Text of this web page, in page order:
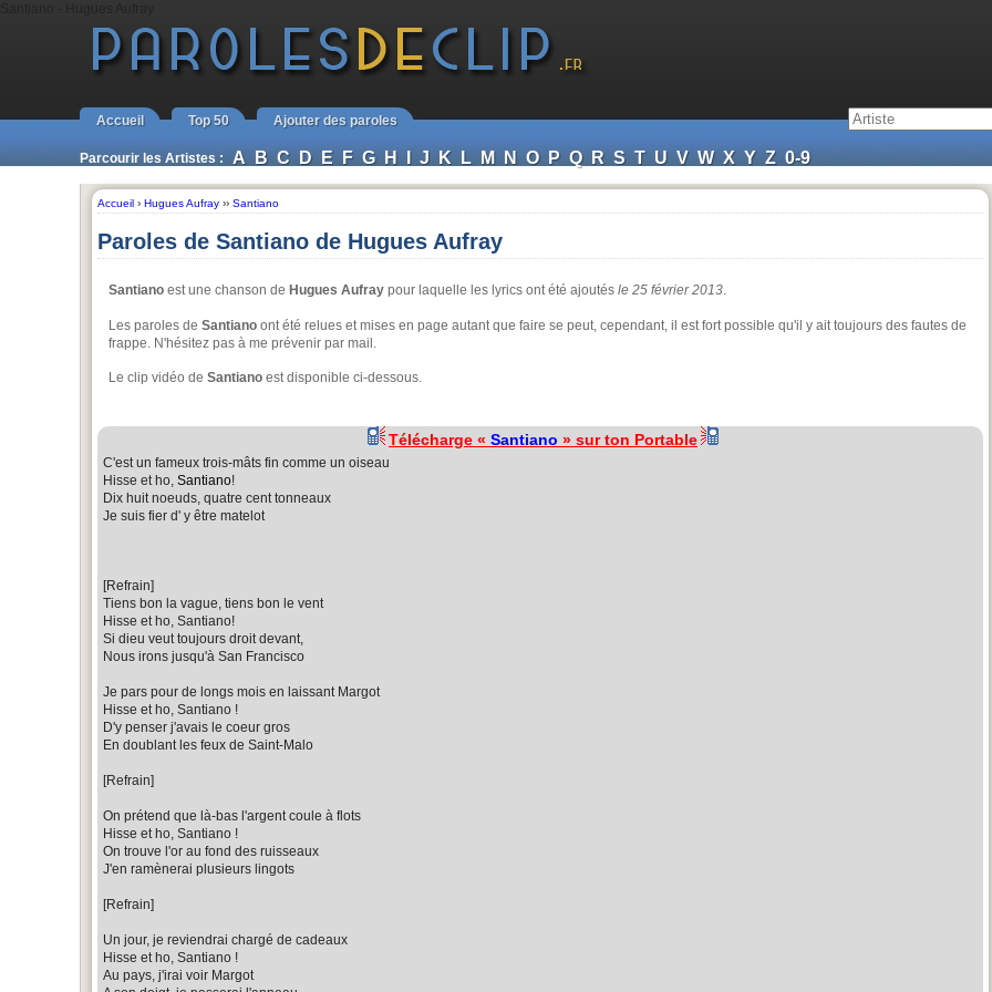
Accueil Top 50 Ajouter des paroles
Parcourir les Artistes : A B C D E F G H I J K L M N O P Q R S T U V W X Y Z 0-9
Accueil › Hugues Aufray ›› Santiano
Paroles de Santiano de Hugues Aufray
Santiano est une chanson de Hugues Aufray pour laquelle les lyrics ont été ajoutés le 25 février 2013.
Les paroles de Santiano ont été relues et mises en page autant que faire se peut, cependant, il est fort possible qu'il y ait toujours des fautes de
frappe. N'hésitez pas à me prévenir par mail.
Le clip vidéo de Santiano est disponible ci-dessous.
Télécharge « Santiano » sur ton Portable
C'est un fameux trois-mâts fin comme un oiseau
Hisse et ho, Santiano!
Dix huit noeuds, quatre cent tonneaux
Je suis fier d' y être matelot
[Refrain]
Tiens bon la vague, tiens bon le vent
Hisse et ho, Santiano!
Si dieu veut toujours droit devant,
Nous irons jusqu'à San Francisco
Je pars pour de longs mois en laissant Margot
Hisse et ho, Santiano !
D'y penser j'avais le coeur gros
En doublant les feux de Saint-Malo
[Refrain]
On prétend que là-bas l'argent coule à flots
Hisse et ho, Santiano !
On trouve l'or au fond des ruisseaux
J'en ramènerai plusieurs lingots
[Refrain]
Un jour, je reviendrai chargé de cadeaux
Hisse et ho, Santiano !
Au pays, j'irai voir Margot